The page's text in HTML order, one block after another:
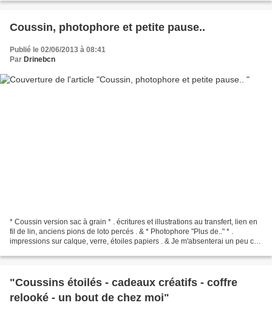
Coussin, photophore et petite pause..
Publié le 02/06/2013 à 08:41
Par Drinebcn
* Coussin version sac à grain * . écritures et illustrations au transfert, lien en
fil de lin, anciens pions de loto percés . & * Photophore "Plus de.." * .
impressions sur calque, verre, étoiles papiers . & Je m'absenterai un peu ces
"Coussins étoilés - cadeaux créatifs - coffre
relooké - un bout de chez moi"